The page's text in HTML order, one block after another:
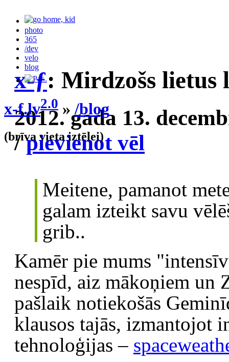
photo
365
/dev
velo
blog
x-f.lv2.0 » /blog
(brīva vieta iztēlei)
x-ƒ: Mirdzošs lietus
2012. gada 13.
/pievienot vēl
Meitene, pamanot
galam izteikt savu
grib..
Kamēr pie mums
nespīd, aiz mākoņiem un
pašlaik notiekošās
klausos tajās, izmantojot
tehnoloģijas –